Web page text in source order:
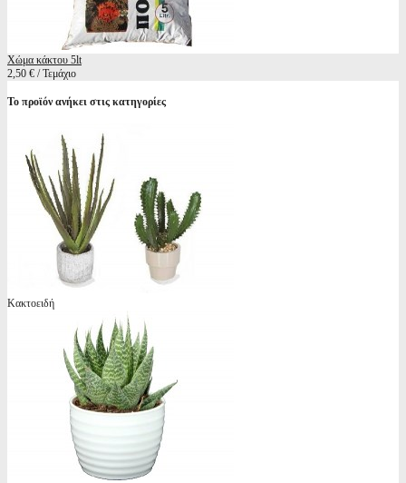
Χώμα κάκτου 5lt
2,50 € / Τεμάχιο
Το προϊόν ανήκει στις κατηγορίες
Κακτοειδή